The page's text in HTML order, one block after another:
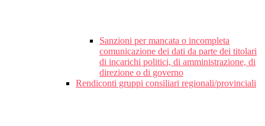
Sanzioni per mancata o incompleta
comunicazione dei dati da parte dei titolari
di incarichi politici, di amministrazione, di
direzione o di governo
Rendiconti gruppi consiliari regionali/provinciali